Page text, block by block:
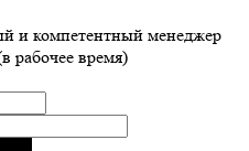
и компетентный менеджер
рабочее время)